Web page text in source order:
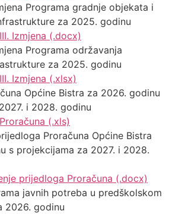
Programa gradnje objekata i
za 2025. godinu
Izmjena (.docx)
Programa održavanja
za 2025. godinu
Izmjena (.xlsx)
Općine Bistra za 2026. godinu
i 2028. godinu
(.xls)
Proračuna Općine Bistra
s projekcijama za 2027. i 2028.
prijedloga Proračuna (.docx)
javnih potreba u predškolskom
2026. godinu